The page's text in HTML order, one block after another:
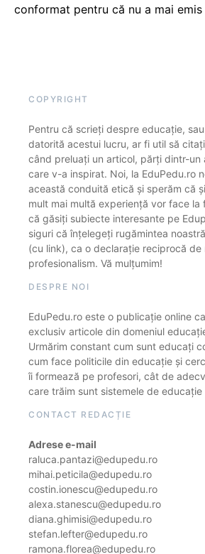
conformat pentru că nu a mai
COPYRIGHT
Pentru că scrieți despre educație,
datorită acestui lucru, ar fi util să
când preluați un articol, părți dintr-un
care v-a inspirat. Noi, la EduPedu.ro
această conduită etică și sperăm că
mult mai multă experiență vor face la
că găsiți subiecte interesante pe
siguri că înțelegeți rugămintea
(cu link), ca o declarație reciprocă de
profesionalism. Vă mulțumim!
DESPRE NOI
EduPedu.ro este o publicație online
exclusiv articole din domeniul
Urmărim constant cum sunt educați
cum face politicile din educație și
îi formează pe profesori, cât de
care trăim sunt sistemele de
CONTACT REDACȚIE
Adrese e-mail
raluca.pantazi@edupedu.ro
mihai.peticila@edupedu.ro
costin.ionescu@edupedu.ro
alexa.stanescu@edupedu.ro
diana.ghimisi@edupedu.ro
stefan.lefter@edupedu.ro
ramona.florea@edupedu.ro